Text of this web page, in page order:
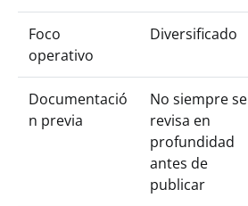
Foco
operativo
Diversificado
Documentació
n previa
No siempre se
revisa en
profundidad
antes de
publicar